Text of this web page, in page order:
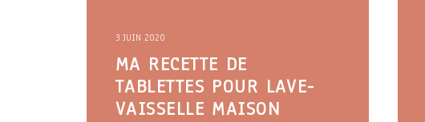
3 JUIN 2020
MA RECETTE DE
TABLETTES POUR LAVE-
VAISSELLE MAISON